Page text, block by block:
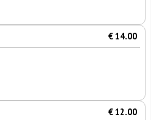
€ 14.00
€ 12.00